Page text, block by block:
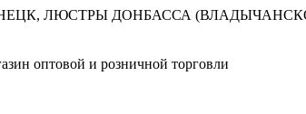
ЛЮСТРЫ ДОНБАССА
оптовой и розничной торговли